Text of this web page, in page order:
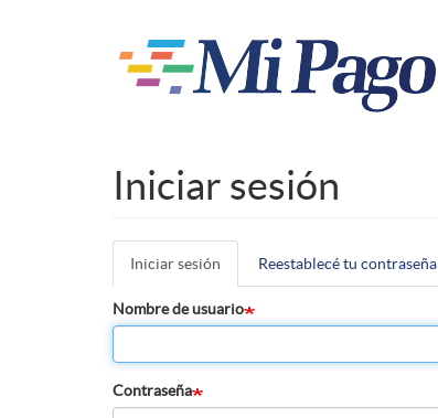
Iniciar sesión
Solapas
principales
Iniciar sesión (solapa
activa)
Reestablecé tu contraseña
Nombre de usuario
Contraseña